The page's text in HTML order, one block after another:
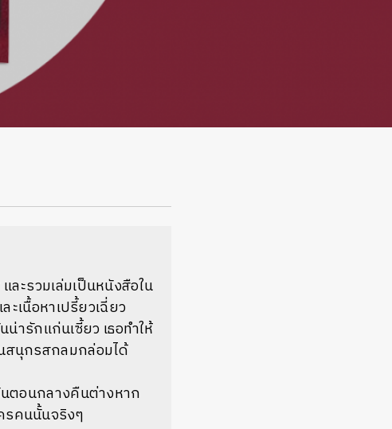
ะรวมเล่มเป็นหนังสือใน
เนื้อหาเปรี้ยวเฉี่ยว
น่ารักแก่นเซี้ยว เธอทำให้
สนุกรสกลมกล่อมได้
ตอนกลางคืนต่างหาก
รคนนั้นจริงๆ